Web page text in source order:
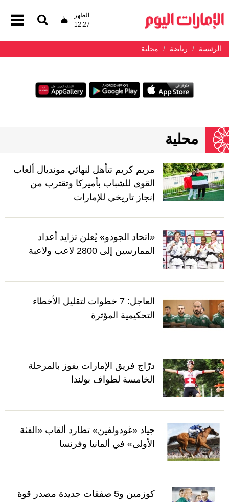
الظهر
12:27
الرئيسة رياضة محلية
محلية
مريم كريم تتأهل لنهائي مونديال ألعاب
القوى للشباب بأميركا وتقترب من
إنجاز تاريخي للإمارات
«اتحاد الجودو» يُعلن تزايد أعداد
الممارسين إلى 2800 لاعب ولاعبة
العاجل: 7 خطوات لتقليل الأخطاء
التحكيمية المؤثرة
درّاج فريق الإمارات يفوز بالمرحلة
الخامسة لطواف بولندا
جياد «غودولفين» تطارد ألقاب «الفئة
الأولى» في ألمانيا وفرنسا
كوزمين و5 صفقات جديدة مصدر قوة